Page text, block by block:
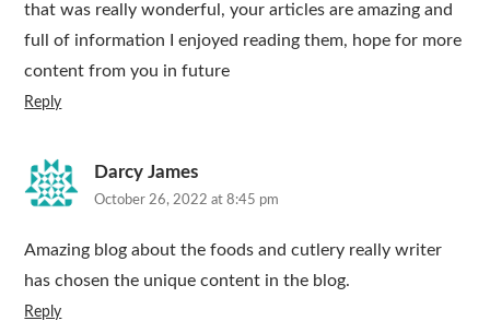
that was really wonderful, your articles are amazing and
full of information I enjoyed reading them, hope for more
content from you in future
Reply
Darcy James
October 26, 2022 at 8:45 pm
Amazing blog about the foods and cutlery really writer
has chosen the unique content in the blog.
Reply